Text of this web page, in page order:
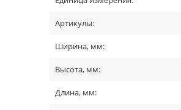
Артикулы:
Ширина, мм:
Высота, мм:
Длина, мм: